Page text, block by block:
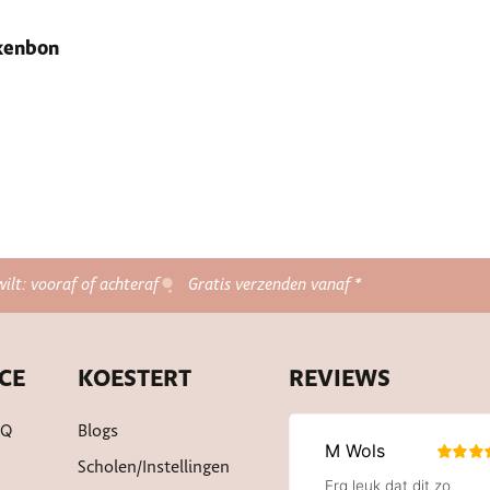
vooraf of achteraf Gratis verzenden vanaf *
KOESTERT
Blogs
Scholen/instellingen
REVIEWS